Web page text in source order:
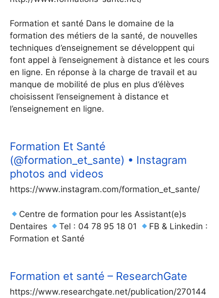
Formation et santé Dans le domaine de la
formation des métiers de la santé, de nouvelles
techniques d’enseignement se développent qui
font appel à l’enseignement à distance et les cours
en ligne. En réponse à la charge de travail et au
manque de mobilité de plus en plus d’élèves
choisissent l’enseignement à distance et
l’enseignement en ligne.
Formation Et Santé
(@formation_et_sante) • Instagram
photos and videos
https://www.instagram.com/formation_et_sante/
Centre de formation pour les Assistant(e)s
Dentaires
Tel : 04 78 95 18 01
FB & Linkedin :
Formation et Santé
Formation et santé – ResearchGate
https://www.researchgate.net/publication/270144